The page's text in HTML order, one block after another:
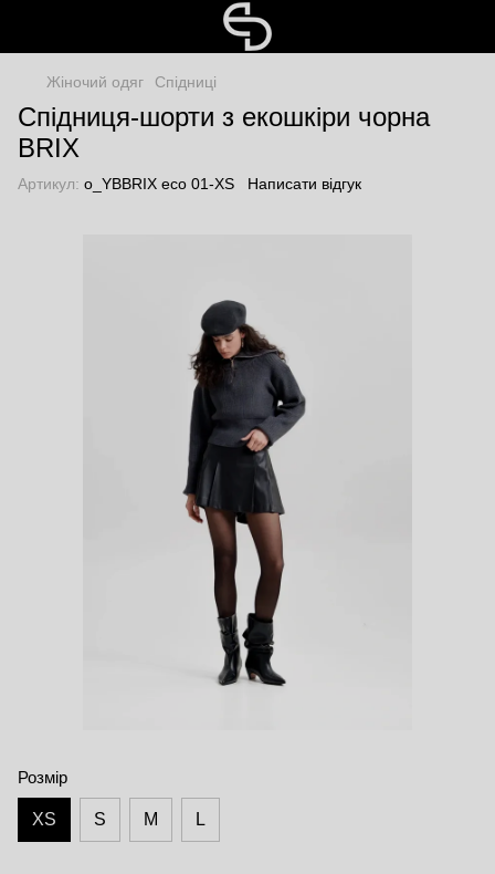
Жіночий одяг Спідниці
Спідниця-шорти з екошкіри чорна
BRIX
Артикул: o_YBBRIX eco 01-XS Написати відгук
Розмір
XS S M L